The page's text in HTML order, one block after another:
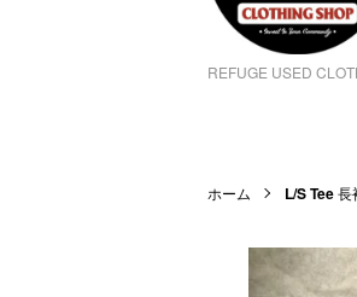
REFUGE USED
ホーム L/S Tee長